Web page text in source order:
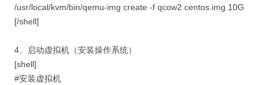
/usr/local/kvm/bin/qemu-img create -f qcow2 centos.img 10G
[/shell]
4、启动虚拟机（安装操作系统）
[shell]
#安装虚拟机